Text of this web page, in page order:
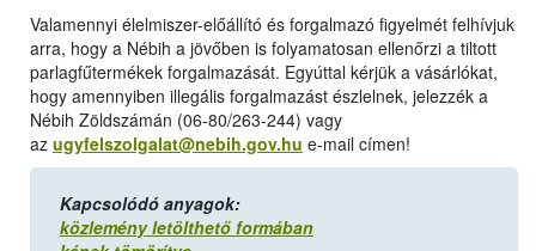
Valamennyi élelmiszer-előállító és forgalmazó figyelmét felhívjuk
arra, hogy a Nébih a jövőben is folyamatosan ellenőrzi a tiltott
parlagfűtermékek forgalmazását. Egyúttal kérjük a vásárlókat,
hogy amennyiben illegális forgalmazást észlelnek, jelezzék a
Nébih Zöldszámán (06-80/263-244) vagy
az ugyfelszolgalat@nebih.gov.hu e-mail címen!
Kapcsolódó anyagok:
közlemény letölthető formában